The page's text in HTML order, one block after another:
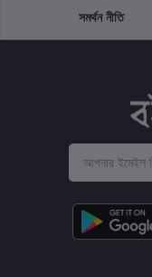
সমর্থন নীতি